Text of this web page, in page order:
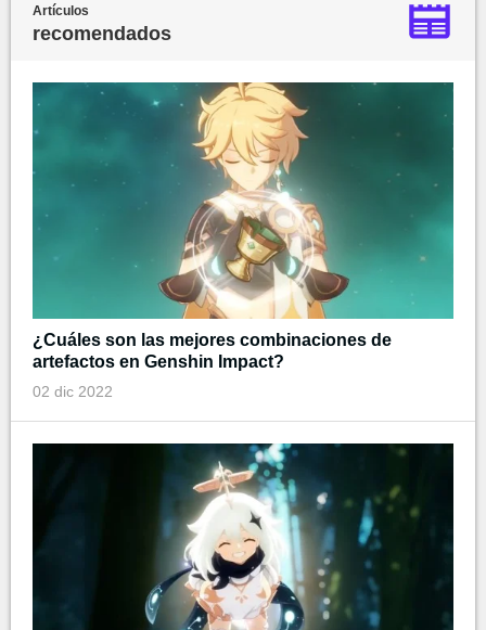
Artículos
recomendados
¿Cuáles son las mejores combinaciones de
artefactos en Genshin Impact?
02 dic 2022